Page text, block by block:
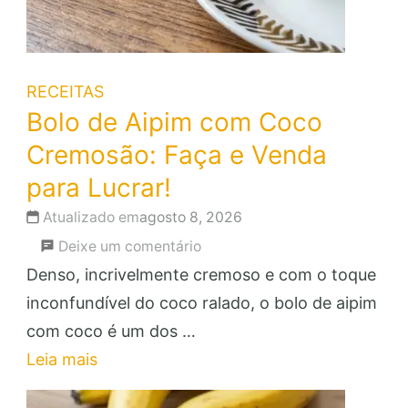
RECEITAS
Bolo de Aipim com Coco
Cremosão: Faça e Venda
para Lucrar!
Atualizado emagosto 8, 2026
Deixe um comentárioem
Bolo
de
Coco
Denso, incrivelmente cremoso e com o toque
inconfundível do coco ralado, o bolo de aipim
com coco é um dos …
Leia mais